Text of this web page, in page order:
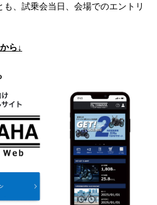
、試乗会当日、会場でのエントリ
ら↓